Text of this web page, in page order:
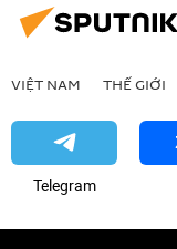
VIỆT NAM THẾ GIỚI
Telegram